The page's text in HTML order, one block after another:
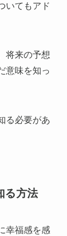
いてもアド
将来の予想
意味を知っ
る必要があ
る方法
幸福感を感